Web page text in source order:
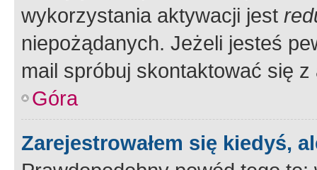
wykorzystania aktywacji jest
niepożądanych. Jeżeli jesteś
mail spróbuj skontaktować się
Góra
Zarejestrowałem się kiedyś,